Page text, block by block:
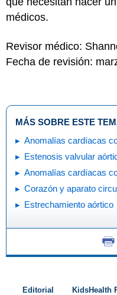
médicos.
Revisor médico:
Fecha de revisión:
MÁS SOBRE ESTE
Anomalías cardíacas
Estenosis valvular
Anomalías cardíacas
Corazón y aparato
Estrechamiento aórtico
Editorial
KidsHealth